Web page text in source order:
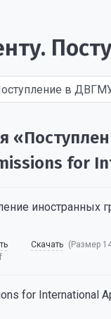
for
иностранных
Скачать (Размер
for International